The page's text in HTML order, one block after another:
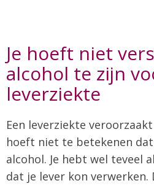
Je hoeft niet
alcohol te zijn
leverziekte
Een leverziekte
hoeft niet te betekenen
alcohol. Je hebt wel teveel
dat je lever kon